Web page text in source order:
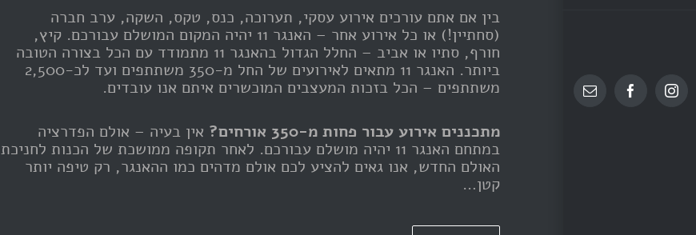
Instagram
Facebook
Email
בין אם אתם עורכים אירוע עסקי, תערוכה, כנס, טקס, השקה, ערב חברה
(סחתיין!) או כל אירוע אחר – האנגר 11 יהיה המקום המושלם עבורכם. קיץ,
חורף, סתיו או אביב – החלל הגדול בהאנגר 11 מתמודד עם הכל בצורה הטובה
ביותר. האנגר 11 מתאים לאירועים של החל מ-350 משתתפים ועד לכ-2,500
משתתפים – הכל בזכות המעצבים המוכשרים איתם אנו עובדים.
מתכננים אירוע עבור פחות מ-350 אורחים?
אין בעיה – אולם הפדרציה
במתחם האנגר 11 יהיה מושלם עבורכם. לאחר תקופה ממושכת של הכנות לחניכת
האולם החדש, אנו גאים להציע לכם אולם מדהים כמו ההאנגר, רק טיפה יותר
קטן…